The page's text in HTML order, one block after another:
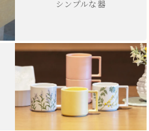
シンプルな器